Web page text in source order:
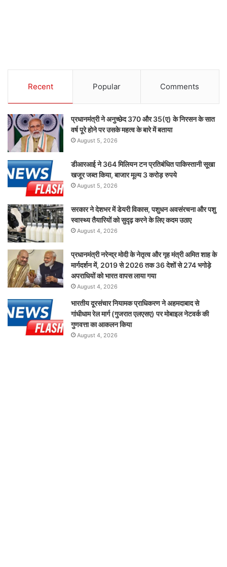
Recent Popular Comments
प्रधानमंत्री ने अनुच्छेद 370 और 35(ए) के निरसन के सात
वर्ष पूरे होने पर उसके महत्व के बारे में बताया
August 5, 2026
डीआरआई ने 364 मिलियन टन प्रतिबंधित पाकिस्तानी सूखा
खजूर जब्त किया, बाजार मूल्य 3 करोड़ रुपये
August 5, 2026
सरकार ने देशभर में डेयरी विकास, पशुधन अवसंरचना और पशु
स्वास्थ्य तैयारियों को सुदृढ़ करने के लिए कदम उठाए
August 4, 2026
प्रधानमंत्री नरेन्द्र मोदी के नेतृत्व और गृह मंत्री अमित शाह के
मार्गदर्शन में, 2019 से 2026 तक 36 देशों से 274 भगोड़े
अपराधियों को भारत वापस लाया गया
August 4, 2026
भारतीय दूरसंचार नियामक प्राधिकरण ने अहमदाबाद से
गांधीधाम रेल मार्ग (गुजरात एलएसए) पर मोबाइल नेटवर्क की
गुणवत्ता का आकलन किया
August 4, 2026